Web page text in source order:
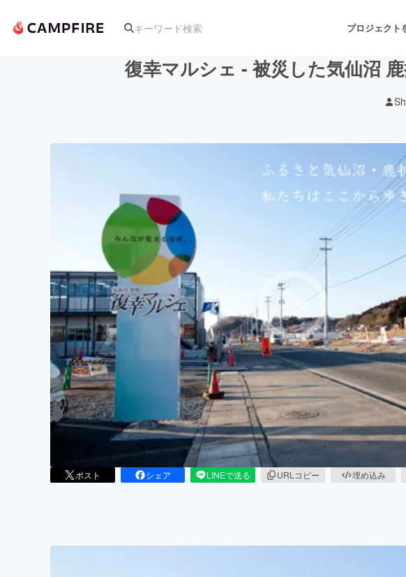
プロジェクト
音楽
テクノロジー・ガジェット ゲーム・サービス
映像・映画 書籍・雑誌出版
ビジネス・起業 チャレンジ
まちづくり・地域活性化
復幸マルシェ - 被災した気仙沼
ポスト シェア LINEで送る URLコピー 埋め込み